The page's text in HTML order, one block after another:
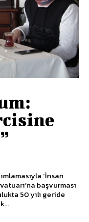
‘İnsan
başvurması
50 yılı geride